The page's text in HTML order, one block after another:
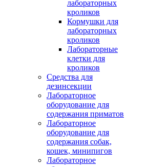
лабораторных
кроликов
Кормушки для
лабораторных
кроликов
Лабораторные
клетки для
кроликов
Средства для
дезинсекции
Лабораторное
оборудование для
содержания приматов
Лабораторное
оборудование для
содержания собак,
кошек, минипигов
Лабораторное